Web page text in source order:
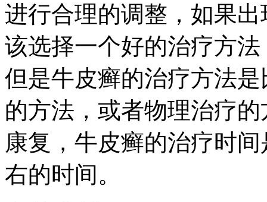
进行合理的调整，如果
该选择一个好的治疗方
但是牛皮癣的治疗方法
的方法，或者物理治疗
康复，牛皮癣的治疗时
右的时间。